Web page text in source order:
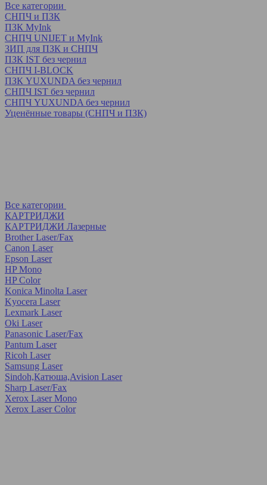
Все категории
СНПЧ и ПЗК
ПЗК MyInk
СНПЧ UNIJET и MyInk
ЗИП для ПЗК и СНПЧ
ПЗК IST без чернил
СНПЧ I-BLOCK
ПЗК YUXUNDA без чернил
СНПЧ IST без чернил
СНПЧ YUXUNDA без чернил
Уценённые товары (СНПЧ и ПЗК)
Все категории
КАРТРИДЖИ
КАРТРИДЖИ Лазерные
Brother Laser/Fax
Canon Laser
Epson Laser
HP Mono
HP Color
Konica Minolta Laser
Kyocera Laser
Lexmark Laser
Oki Laser
Panasonic Laser/Fax
Pantum Laser
Ricoh Laser
Samsung Laser
Sindoh,Катюша,Avision Laser
Sharp Laser/Fax
Xerox Laser Mono
Xerox Laser Color